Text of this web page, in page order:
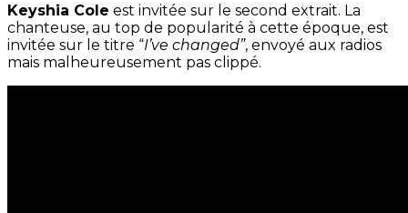
Keyshia Cole est invitée sur le second extrait. La
chanteuse, au top de popularité à cette époque, est
invitée sur le titre “I’ve changed”, envoyé aux radios
mais malheureusement pas clippé.